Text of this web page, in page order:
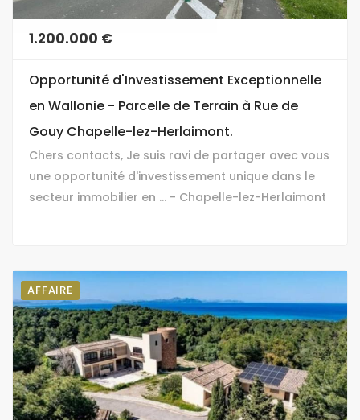
1.200.000 €
Opportunité d'Investissement Exceptionnelle
en Wallonie - Parcelle de Terrain à Rue de
Gouy Chapelle-lez-Herlaimont.
Chers contacts, Je suis ravi de partager avec vous
une opportunité d'investissement unique dans le
secteur immobilier en ... - Chapelle-lez-Herlaimont
AFFAIRE